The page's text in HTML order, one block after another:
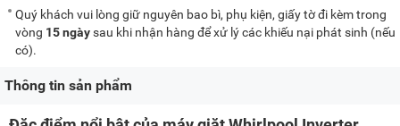
Quý khách vui lòng giữ nguyên bao bì, phụ kiện, giấy tờ đi kèm trong
vòng 15 ngàysau khi nhận hàng để xử lý các khiếu nại phát sinh (nếu
có).
Thông tin sản phẩm